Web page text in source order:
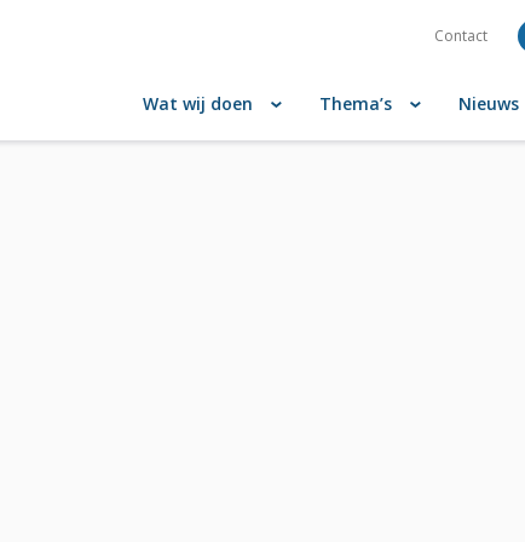
Contact
Wat wij doen Thema’s Nieuws